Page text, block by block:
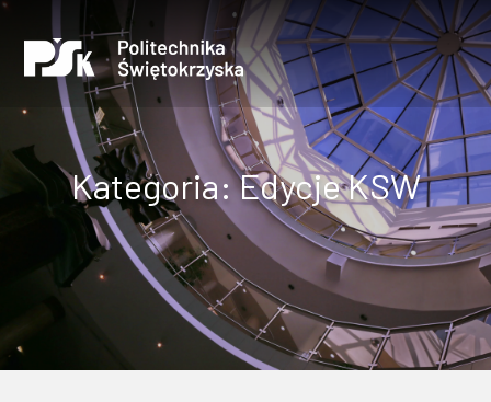
Kategoria:Edycje KSW
Uczelnia
Kandydaci